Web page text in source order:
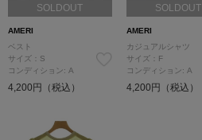
SOLDOUT
AMERI
ベスト
サイズ：S
コンディション: A
4,200円（税込）
SOLDOUT
AMERI
カジュアルシャツ
サイズ：F
コンディション: A
4,200円（税込）